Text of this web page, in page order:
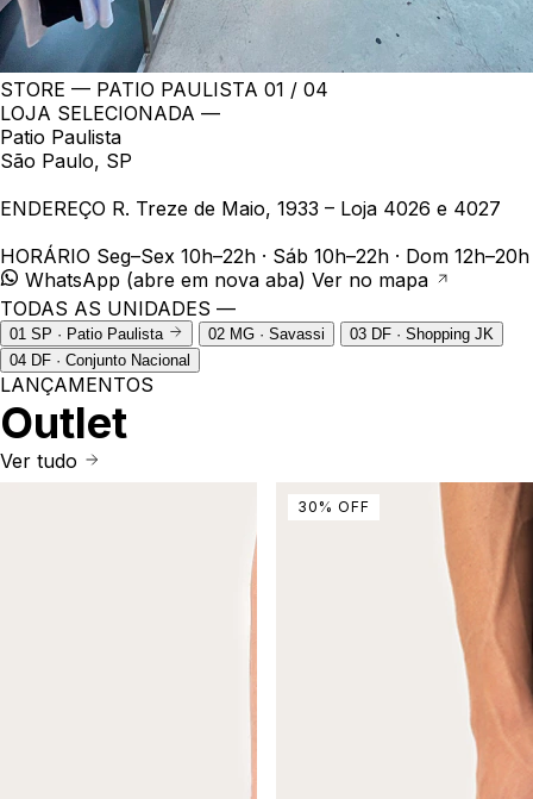
STORE — PATIO PAULISTA 01 / 04
LOJA SELECIONADA —
Patio Paulista
São Paulo, SP
ENDEREÇO R. Treze de Maio, 1933 – Loja 4026 e 4027
HORÁRIO Seg–Sex 10h–22h · Sáb 10h–22h · Dom 12h–20h
WhatsApp (abre em nova aba) Ver no mapa
TODAS AS UNIDADES —
01 SP · Patio Paulista 02 MG · Savassi 03 DF · Shopping JK
04 DF · Conjunto Nacional
LANÇAMENTOS
Outlet
Ver tudo
30 % OFF